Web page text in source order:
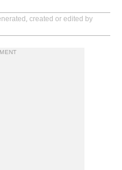
created or edited by